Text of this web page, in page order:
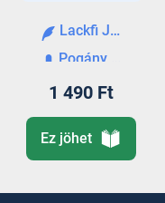
Lackfi János
Pogány Judit
1 490 Ft
Ez jöhet